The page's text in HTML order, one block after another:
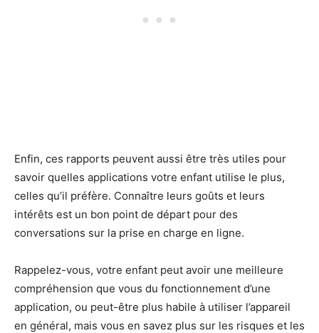
Enfin, ces rapports peuvent aussi être très utiles pour
savoir quelles applications votre enfant utilise le plus,
celles qu’il préfère. Connaître leurs goûts et leurs
intérêts est un bon point de départ pour des
conversations sur la prise en charge en ligne.
Rappelez-vous, votre enfant peut avoir une meilleure
compréhension que vous du fonctionnement d’une
application, ou peut-être plus habile à utiliser l’appareil
en général, mais vous en savez plus sur les risques et les